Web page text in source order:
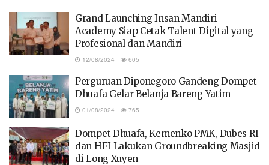
Grand Launching Insan Mandiri
Academy Siap Cetak Talent Digital yang
Profesional dan Mandiri
12/08/2024 605
Perguruan Diponegoro Gandeng Dompet
Dhuafa Gelar Belanja Bareng Yatim
01/08/2024 765
Dompet Dhuafa, Kemenko PMK, Dubes RI
dan HFI Lakukan Groundbreaking Masjid
di Long Xuyen